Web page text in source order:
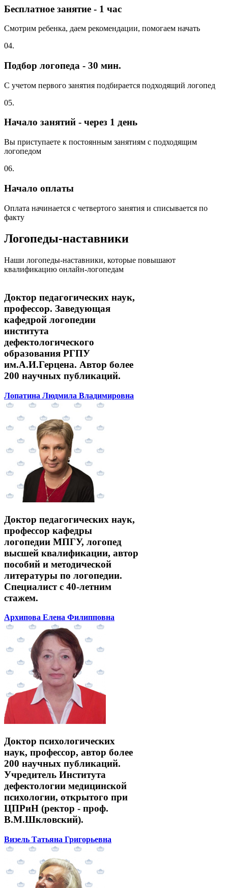
Бесплатное занятие - 1 час
Смотрим ребенка, даем рекомендации, помогаем начать
04.
Подбор логопеда - 30 мин.
С учетом первого занятия подбирается подходящий логопед
05.
Начало занятий - через 1 день
Вы приступаете к постоянным занятиям с подходящим
логопедом
06.
Начало оплаты
Оплата начинается с четвертого занятия и списывается по
факту
Логопеды-наставники
Наши логопеды-наставники, которые повышают
квалификацию онлайн-логопедам
Доктор педагогических наук,
профессор. Заведующая
кафедрой логопедии
института
дефектологического
образования РГПУ
им.А.И.Герцена. Автор более
200 научных публикаций.
Лопатина Людмила Владимировна
Доктор педагогических наук,
профессор кафедры
логопедии МПГУ, логопед
высшей квалификации, автор
пособий и методической
литературы по логопедии.
Специалист с 40-летним
стажем.
Архипова Елена Филипповна
Доктор психологических
наук, профессор, автор более
200 научных публикаций.
Учредитель Института
дефектологии медицинской
психологии, открытого при
ЦПРиН (ректор - проф.
В.М.Шкловский).
Визель Татьяна Григорьевна